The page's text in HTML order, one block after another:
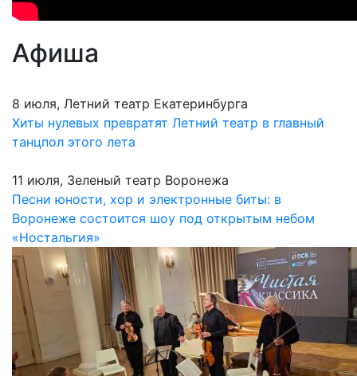
Афиша
8 июля, Летний театр Екатеринбурга
Хиты нулевых превратят Летний театр в главный
танцпол этого лета
11 июля, Зеленый театр Воронежа
Песни юности, хор и электронные биты: в
Воронеже состоится шоу под открытым небом
«Ностальгия»